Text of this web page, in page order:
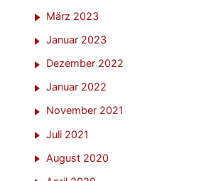
März 2023
Januar 2023
Dezember 2022
Januar 2022
November 2021
Juli 2021
August 2020